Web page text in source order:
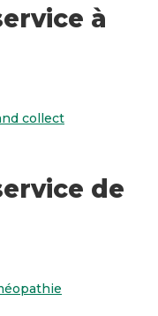
à
collect
de